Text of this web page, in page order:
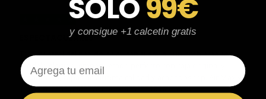
★
ESPECTACULARES
Total control del pedido, te avisan si hay algún problema con el
modelo elegido, empaquetado perfecto con caja original y
embolsado, zapas de altísima calidad y acabados top. Air Max y
Travis Scott espectaculares. Recomendable 100%.
SOLO99€
y consigue +1 calcetin gratis
Email